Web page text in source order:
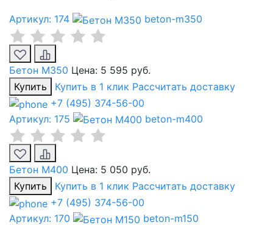
Артикул: 174 beton-m350
Бетон М350 Цена: 5 595 руб.
Купить
Купить в 1 клик Рассчитать доставку
+7 (495) 374-56-00
Артикул: 175
beton-m400
Бетон М400 Цена: 5 050 руб.
Купить
Купить в 1 клик Рассчитать доставку
+7 (495) 374-56-00
Артикул: 170
beton-m150